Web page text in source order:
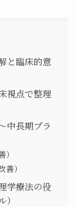
と臨床的意
視点で整理
中長期プラ
）
学療法の役